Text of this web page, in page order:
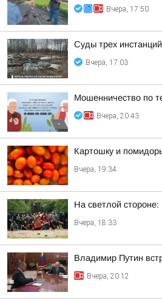
Вчера, 17:50
Суды трех
Вчера, 17:03
Мошенничество по
Вчера, 20:43
Картошку и
Вчера, 19:34
На светлой стороне:
Вчера, 18:33
Владимир Путин
Вчера, 20:12